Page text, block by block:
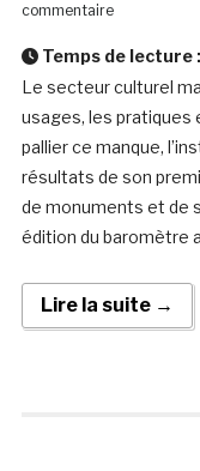
commentaire
Temps de lecture :
Le secteur culturel
usages, les pratiques
pallier ce manque,
résultats de son
de monuments et de
édition du baromètre
Lire la suite →